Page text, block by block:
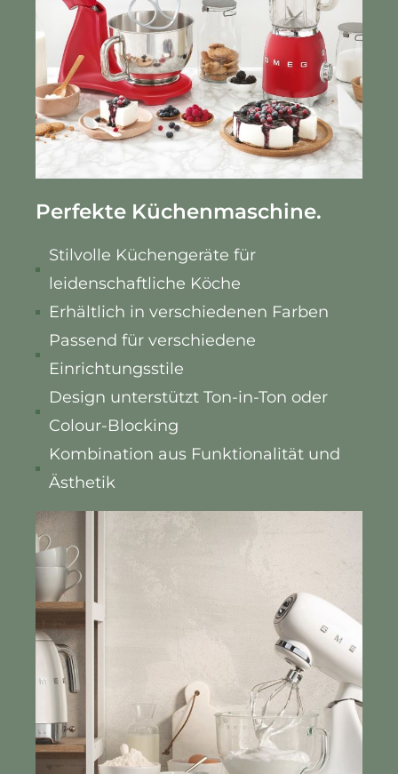
Perfekte Küchenmaschine.
Stilvolle Küchengeräte für
leidenschaftliche Köche
Erhältlich in verschiedenen Farben
Passend für verschiedene
Einrichtungsstile
Design unterstützt Ton-in-Ton oder
Colour-Blocking
Kombination aus Funktionalität und
Ästhetik